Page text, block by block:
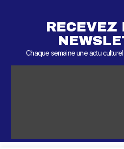
RECEVEZ
Chaque semaine une actu